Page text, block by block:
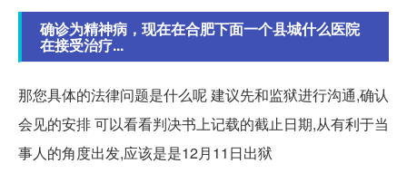
确诊为精神病，现在在合肥下面一个县城什么医院
在接受治疗...
那您具体的法律问题是什么呢 建议先和监狱进行沟通,确认
会见的安排 可以看看判决书上记载的截止日期,从有利于当
事人的角度出发,应该是是12月11日出狱